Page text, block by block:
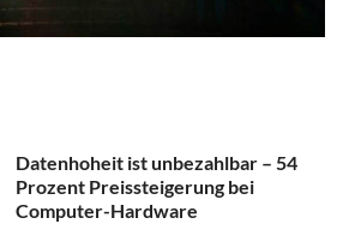
Datenhoheit ist unbezahlbar – 54
Prozent Preissteigerung bei
Computer-Hardware